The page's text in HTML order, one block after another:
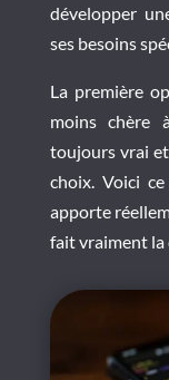
développer
ses besoins
La première
moins chère
toujours vrai
choix. Voici
apporte
fait vraiment la